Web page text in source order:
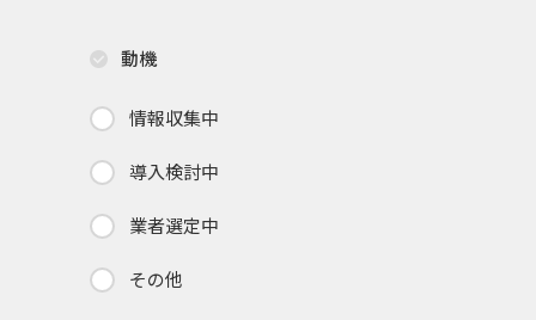
動機
情報収集中
導入検討中
業者選定中
その他